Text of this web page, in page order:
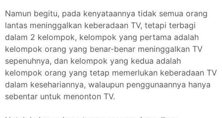
Namun begitu, pada kenyataannya tidak semua orang
lantas meninggalkan keberadaan TV, tetapi terbagi
dalam 2 kelompok, kelompok yang pertama adalah
kelompok orang yang benar-benar meninggalkan TV
sepenuhnya, dan kelompok yang kedua adalah
kelompok orang yang tetap memerlukan keberadaan TV
dalam kesehariannya, walaupun penggunaannya hanya
sebentar untuk menonton TV.